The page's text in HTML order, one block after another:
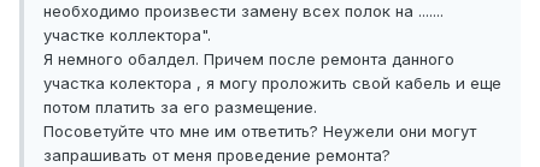
необходимо произвести замену всех полок на .......
участке коллектора".
Я немного обалдел. Причем после ремонта данного
участка колектора , я могу проложить свой кабель и еще
потом платить за его размещение.
Посоветуйте что мне им ответить? Неужели они могут
запрашивать от меня проведение ремонта?